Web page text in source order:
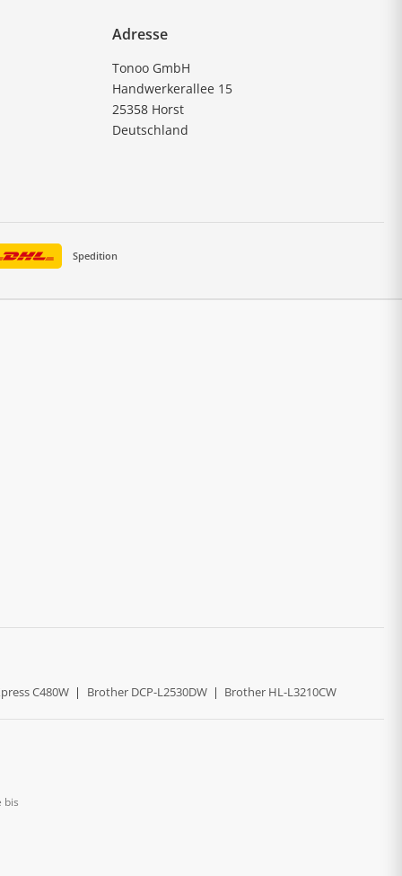
Adresse
Tonoo GmbH
Handwerkerallee 15
25358 Horst
Deutschland
Spedition
C480W | Brother DCP-L2530DW | Brother HL-L3210CW
bis